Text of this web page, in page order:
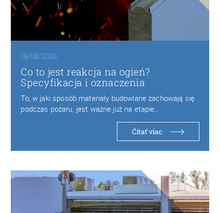
18/08/2023
Co to jest reakcja na ogień?
Specyfikacja i oznaczenia
To, w jaki sposób materiały budowlane zachowają się
podczas pożaru, jest ważne już na etapie…
Čítať viac